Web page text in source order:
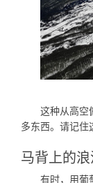
这种从高空
多东西。请记住
马背上的
有时，用葡